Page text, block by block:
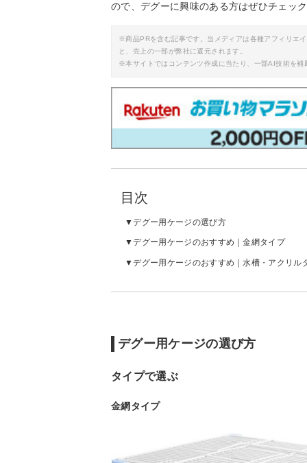
ので、デグーに興味のある方はぜひチェッ
※商品PRを含む記事です。当メディアは各種アフィリエ
と、売上の一部が弊社に還元されます。
※本サイトではコンテンツ作成に当たり、一部AI技術を補
目次
デグー用ケージの選び方
デグー用ケージのおすすめ｜金網タイプ
デグー用ケージのおすすめ｜水槽・アクリル
デグー用ケージの選び方
タイプで選ぶ
金網タイプ